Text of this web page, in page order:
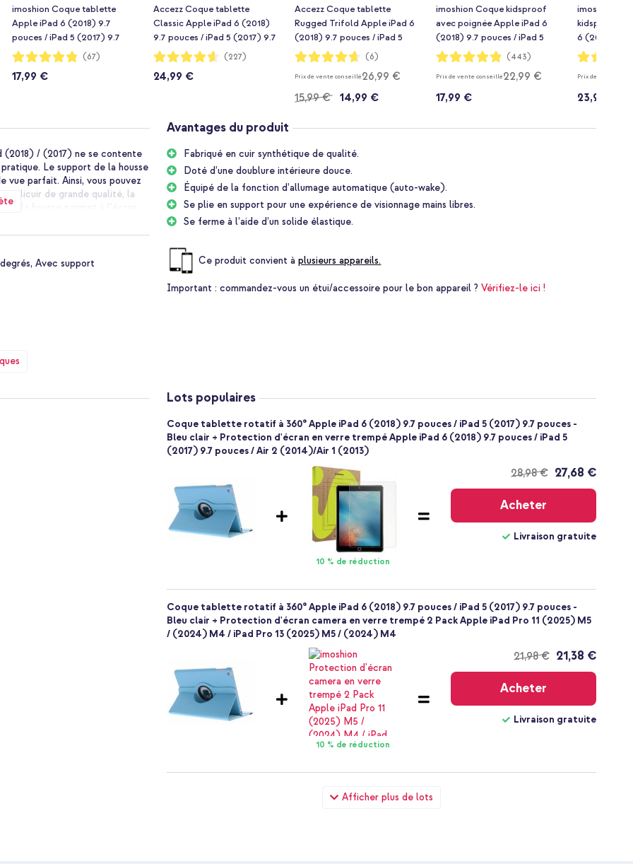
imoshion Coque tablette
Apple iPad 6 (2018) 9.7
pouces / iPad 5 (2017) 9.7
pouces / Air 2 (2014)/Air 1
(2013) - Turquoise
Notation:
96%
(67)
17,99 €
Accezz Coque tablette
Classic Apple iPad 6 (2018)
9.7 pouces / iPad 5 (2017) 9.7
pouces / Air 2 (2014)/Air 1
(2013) - Bleu foncé
Notation:
92%
(227)
24,99 €
Accezz Coque tablette
Rugged Trifold Apple iPad 6
(2018) 9.7 pouces / iPad 5
(2017) 9.7 pouces / Air 2
(2014)/Air 1 (2013) - Bleu
foncé
Notation:
93%
(6)
Prix de vente conseillé26,99 €
15,99 €
14,99 €
imoshion Coque kidsproof
avec poignée Apple iPad 6
(2018) 9.7 pouces / iPad 5
(2017) 9.7 pouces - Bleu
Notation:
97%
(443)
Prix de vente conseillé22,99 €
17,99 €
imoshion
kidsproof
6 (2018) 9.7
(2017) 9.7
(2014)/Air 1
Notation:
100%
Prix de vente
23,99 €
/ (2017) ne se contente
Le support de la housse
parfait. Ainsi, vous pouvez
de grande qualité, la
la housse permet à l'écran
votre tablette.
Avantages du produit
Fabriqué en cuir synthétique de qualité.
Doté d’une doublure intérieure douce.
Équipé de la fonction d’allumage automatique (auto-wake).
Se plie en support pour une expérience de visionnage mains libres.
Se ferme à l’aide d’un solide élastique.
Ce produit convient àplusieurs appareils.
Important : commandez-vous un étui/accessoire pour le bon appareil ?Vérifiez-le ici !
Avec support
Lots populaires
Afficher plus de lots
Coque tablette rotatif à 360° Apple iPad 6 (2018) 9.7 pouces / iPad 5 (2017) 9.7 pouces -
Bleu clair + Protection d'écran en verre trempé Apple iPad 6 (2018) 9.7 pouces / iPad 5
(2017) 9.7 pouces / Air 2 (2014)/Air 1 (2013)
10 % de réduction
28,98 €
Livraison
27,68 €
Acheter
Livraison gratuite
Coque tablette rotatif à 360° Apple iPad 6 (2018) 9.7 pouces / iPad 5 (2017) 9.7 pouces -
Bleu clair + Protection d'écran camera en verre trempé 2 Pack Apple iPad Pro 11 (2025) M5
/ (2024) M4 / iPad Pro 13 (2025) M5 / (2024) M4
10 % de réduction
21,98 €
Livraison
21,38 €
Acheter
Livraison gratuite
Coque tablette rotatif à 360° Apple iPad 6 (2018) 9.7 pouces / iPad 5 (2017) 9.7 pouces -
Bleu clair + Wall Charger - Chargeur - Connexion USB-C et USB - Power Delivery - 20 Watt -